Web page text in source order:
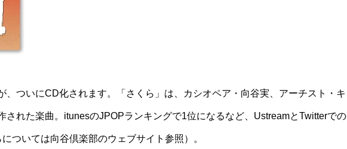
、ついにCD化されます。「さくら」は、カシオペア・向谷実、アーチスト・キ
された楽曲。itunesのJPOPランキングで1位になるなど、UstreamとTwitterでの
については向谷倶楽部のウェブサイト参照） 。